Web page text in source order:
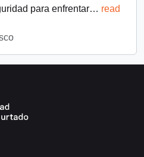
para enfrentar… read